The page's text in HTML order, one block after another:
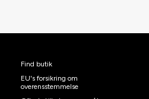
Find butik
EU's forsikring om
overensstemmelse